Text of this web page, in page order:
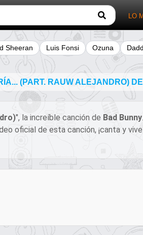
LO
Sheeran Luis Fonsi Ozuna
(PART. RAUW ALEJANDRO)
", la increíble canción de Bad Bunny
oficial de esta canción, ¡canta y